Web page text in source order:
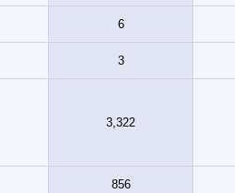
6
3
3,322
856